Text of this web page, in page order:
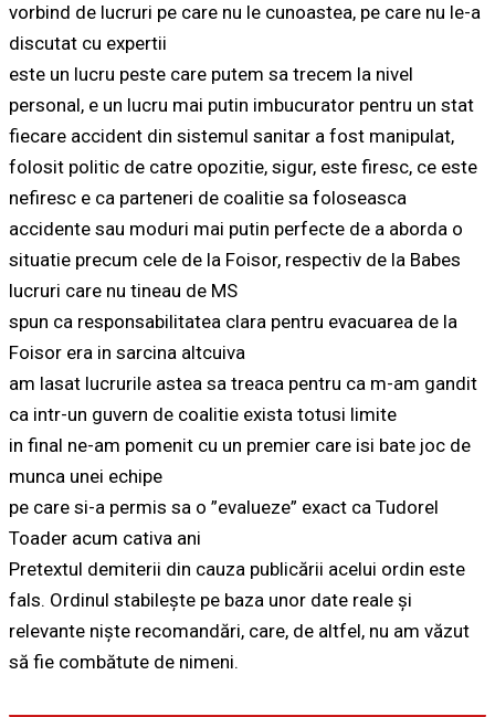
vorbind de lucruri pe care nu le cunoastea, pe care nu le-a
discutat cu expertii
este un lucru peste care putem sa trecem la nivel
personal, e un lucru mai putin imbucurator pentru un stat
fiecare accident din sistemul sanitar a fost manipulat,
folosit politic de catre opozitie, sigur, este firesc, ce este
nefiresc e ca parteneri de coalitie sa foloseasca
accidente sau moduri mai putin perfecte de a aborda o
situatie precum cele de la Foisor, respectiv de la Babes
lucruri care nu tineau de MS
spun ca responsabilitatea clara pentru evacuarea de la
Foisor era in sarcina altcuiva
am lasat lucrurile astea sa treaca pentru ca m-am gandit
ca intr-un guvern de coalitie exista totusi limite
in final ne-am pomenit cu un premier care isi bate joc de
munca unei echipe
pe care si-a permis sa o ”evalueze” exact ca Tudorel
Toader acum cativa ani
Pretextul demiterii din cauza publicării acelui ordin este
fals. Ordinul stabilește pe baza unor date reale și
relevante niște recomandări, care, de altfel, nu am văzut
să fie combătute de nimeni.